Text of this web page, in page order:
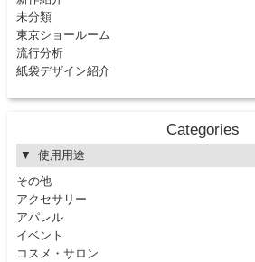
未分類
東京ショールーム
流行分析
紙袋デザイン紹介
Categories
使用用途
その他
アクセサリー
アパレル
イベント
コスメ・サロン